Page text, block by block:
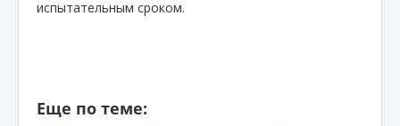
испытательным сроком.
Еще по теме: